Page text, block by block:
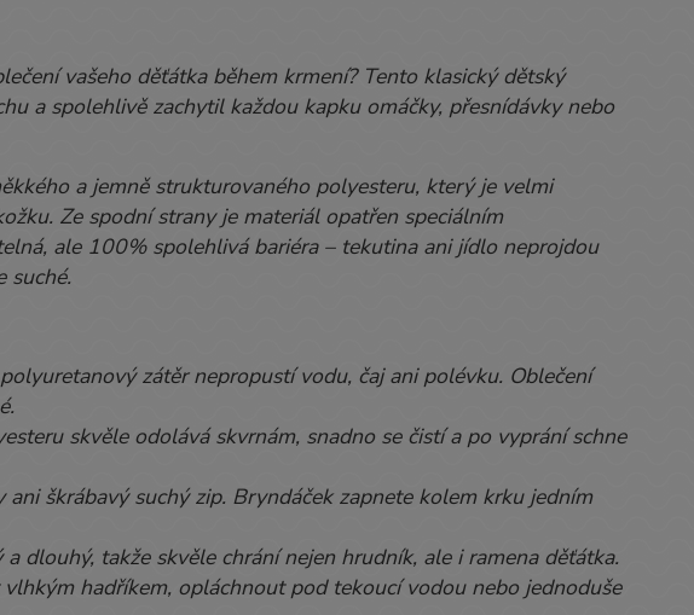
vašeho děťátka během krmení? Tento klasický dětský
a spolehlivě zachytil každou kapku omáčky, přesnídávky nebo
a jemně strukturovaného polyesteru, který je velmi
Ze spodní strany je materiál opatřen speciálním
ale 100% spolehlivá bariéra – tekutina ani jídlo neprojdou
suché.
zátěr nepropustí vodu, čaj ani polévku. Oblečení
skvěle odolává skvrnám, snadno se čistí a po vyprání schne
škrábavý suchý zip. Bryndáček zapnete kolem krku jedním
dlouhý, takže skvěle chrání nejen hrudník, ale i ramena děťátka.
hadříkem, opláchnout pod tekoucí vodou nebo jednoduše